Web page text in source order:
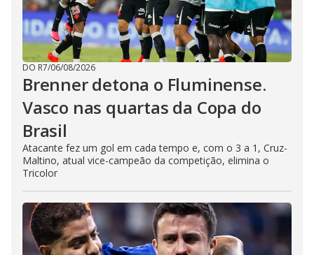
DO R7/06/08/2026
Brenner detona o Fluminense.
Vasco nas quartas da Copa do
Brasil
Atacante fez um gol em cada tempo e, com o 3 a 1, Cruz-
Maltino, atual vice-campeão da competição, elimina o
Tricolor